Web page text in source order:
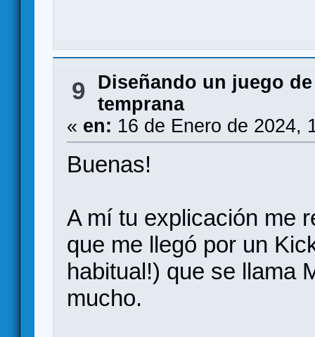
9
Diseñando un juego
temprana
« en: 16 de Enero de 2024,
Buenas!
A mí tu explicación me
que me llegó por un
habitual!) que se llama
mucho.